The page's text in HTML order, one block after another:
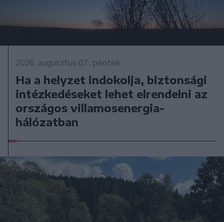
2026. augusztus 07., péntek
Ha a helyzet indokolja, biztonsági
intézkedéseket lehet elrendelni az
országos villamosenergia-
hálózatban